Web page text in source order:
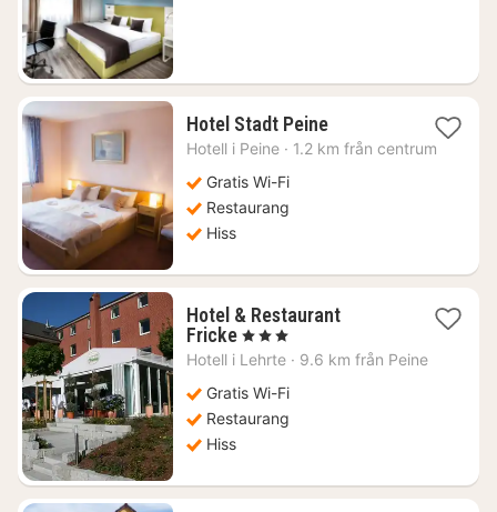
Hotel Stadt Peine1
natt
Hotell i Peine · 1.2 km från centrum
Gratis Wi-Fi
Restaurang
Hiss
Hotel & Restaurant
Fricke1
natt
1383
kr.
, 3 Stjärnor
Hotell i Lehrte · 9.6 km från Peine
Gratis Wi-Fi
Restaurang
Hiss